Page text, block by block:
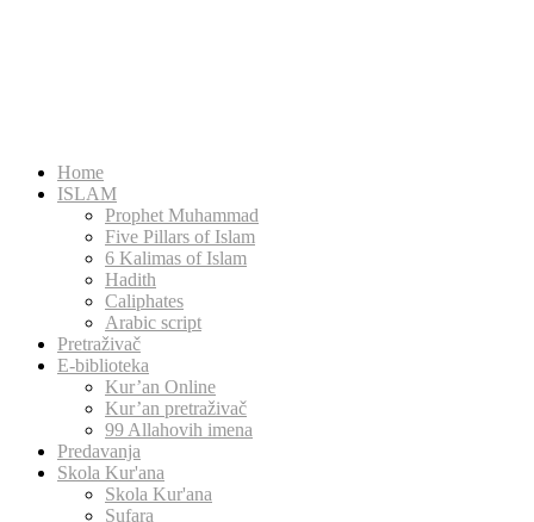
Home
ISLAM
Prophet Muhammad
Five Pillars of Islam
6 Kalimas of Islam
Hadith
Caliphates
Arabic script
Pretraživač
E-biblioteka
Kur’an Online
Kur’an pretraživač
99 Allahovih imena
Predavanja
Skola Kur'ana
Skola Kur'ana
Sufara